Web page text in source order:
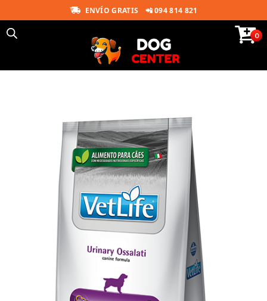
ENVÍO GRATIS 📲 094 814 821
0